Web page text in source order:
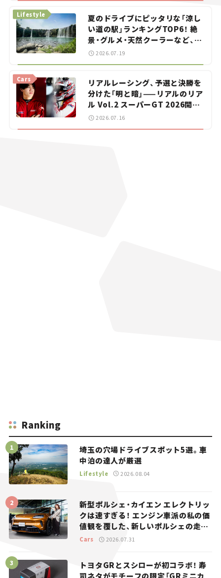
夏のドライブにピッタリな「涼し
い道の駅」ランキングTOP6！ 絶
景・グルメ・天然クーラーなど、避
暑におすすめのスポットを紹介
Lifestyle
2026.07.19
リアルレーシング、予選と決勝を
分けた「明と暗」——リアルのリア
ル Vol.2 スーパーGT 2026開幕
戦 岡山国際サーキット
Cars
2026.07.16
Ranking
埼玉の穴場ドライブスポット5選。車
中泊の達人が厳選
Lifestyle 2026.08.04
新型ポルシェ・カイエン エレクトリッ
クは速すぎる！ エンジン車派の私の価
値観を覆した、新しいポルシェの走
り。
Cars 2026.07.31
トヨタGRとスシローが初コラボ！ 寿
司ネタがモチーフの限定「GRミニカ